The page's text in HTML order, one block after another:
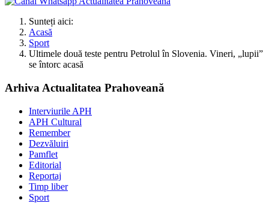
Sunteți aici:
Acasă
Sport
Ultimele două teste pentru Petrolul în Slovenia. Vineri, „lupii”
se întorc acasă
Arhiva Actualitatea Prahoveană
Interviurile APH
APH Cultural
Remember
Dezvăluiri
Pamflet
Editorial
Reportaj
Timp liber
Sport